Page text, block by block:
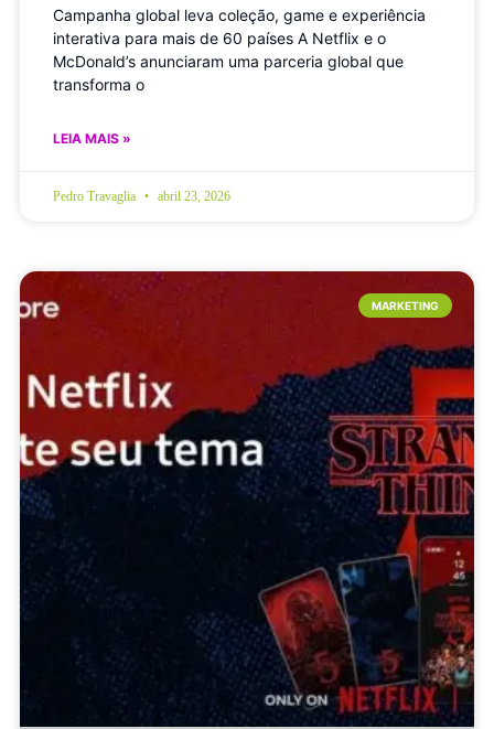
Campanha global leva coleção, game e experiência
interativa para mais de 60 países A Netflix e o
McDonald’s anunciaram uma parceria global que
transforma o
LEIA MAIS »
Pedro Travaglia abril 23, 2026
MARKETING